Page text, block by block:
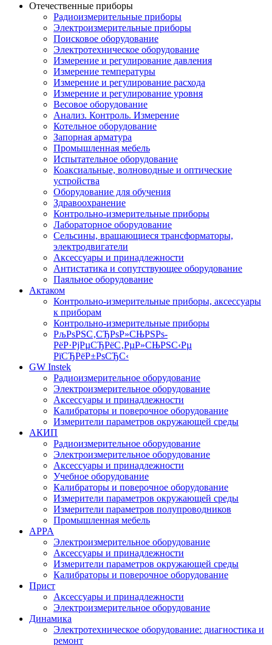
Отечественные приборы
Радиоизмерительные приборы
Электроизмерительные приборы
Поисковое оборудование
Электротехническое оборудование
Измерение и регулирование давления
Измерение температуры
Измерение и регулирование расхода
Измерение и регулирование уровня
Весовое оборудование
Анализ. Контроль. Измерение
Котельное оборудование
Запорная арматура
Промышленная мебель
Испытательное оборудование
Коаксиальные, волноводные и оптические
устройства
Оборудование для обучения
Здравоохранение
Контрольно-измерительные приборы
Лабораторное оборудование
Сельсины, вращающиеся трансформаторы,
электродвигатели
Аксессуары и принадлежности
Антистатика и сопутствующее оборудование
Паяльное оборудование
Актаком
Контрольно-измерительные приборы, аксессуары
к приборам
Контрольно-измерительные приборы
РљРѕРЅС‚СЂРѕР»СЊРЅРѕ-
РёР·РјРµСЂРёС‚РµР»СЊРЅС‹Рµ
РїСЂРёР±РѕСЂС‹
GW Instek
Радиоизмерительное оборудование
Электроизмерительное оборудование
Аксессуары и принадлежности
Калибраторы и поверочное оборудование
Измерители параметров окружающей среды
АКИП
Радиоизмерительное оборудование
Электроизмерительное оборудование
Аксессуары и принадлежности
Учебное оборудование
Калибраторы и поверочное оборудование
Измерители параметров окружающей среды
Измерители параметров полупроводников
Промышленная мебель
APPA
Электроизмерительное оборудование
Аксессуары и принадлежности
Измерители параметров окружающей среды
Калибраторы и поверочное оборудование
Прист
Аксессуары и принадлежности
Электроизмерительное оборудование
Динамика
Электротехническое оборудование: диагностика и
ремонт